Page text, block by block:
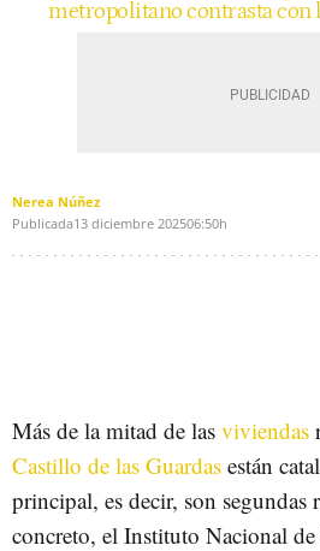
metropolitano contrasta con
Nerea Núñez
Publicada13 diciembre 202506:50h
Más de la mitad de las viviendas
Castillo de las Guardas están
principal, es decir, son segundas
concreto, el Instituto Nacional